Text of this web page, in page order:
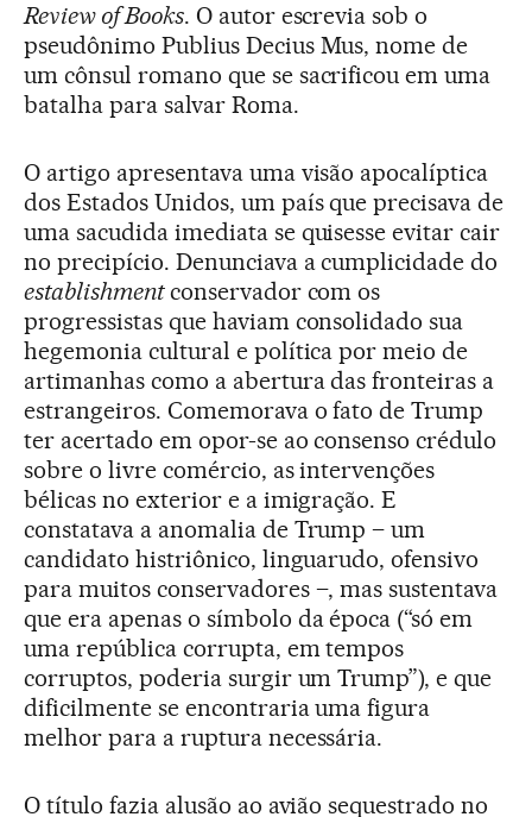
Review of Books. O autor escrevia sob o
pseudônimo Publius Decius Mus, nome de
um cônsul romano que se sacrificou em uma
batalha para salvar Roma.
O artigo apresentava uma visão apocalíptica
dos Estados Unidos, um país que precisava de
uma sacudida imediata se quisesse evitar cair
no precipício. Denunciava a cumplicidade do
establishmentconservador com os
progressistas que haviam consolidado sua
hegemonia cultural e política por meio de
artimanhas como a abertura das fronteiras a
estrangeiros. Comemorava o fato de Trump
ter acertado em opor-se ao consenso crédulo
sobre o livre comércio, as intervenções
bélicas no exterior e a imigração. E
constatava a anomalia de Trump – um
candidato histriônico, linguarudo, ofensivo
para muitos conservadores –, mas sustentava
que era apenas o símbolo da época (“só em
uma república corrupta, em tempos
corruptos, poderia surgir um Trump”), e que
dificilmente se encontraria uma figura
melhor para a ruptura necessária.
O título fazia alusão ao avião sequestrado no